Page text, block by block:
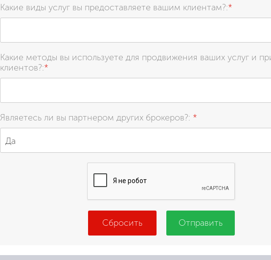
Какие виды услуг вы предоставляете вашим клиентам?:*
Какие методы вы используете для продвижения ваших услуг и
клиентов?:*
Являетесь ли вы партнером других брокеров?: *
Да
Сбросить Отправить